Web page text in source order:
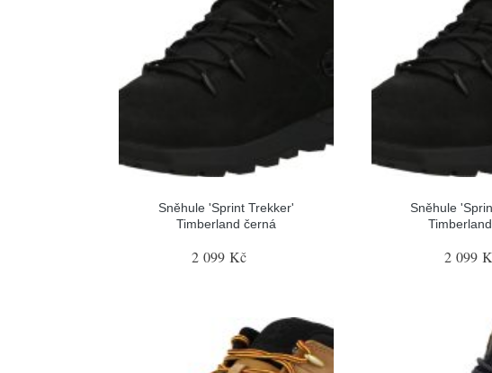
Sněhule 'Sprint Trekker'
Timberland černá
2 099 Kč
Sněhule
2 099